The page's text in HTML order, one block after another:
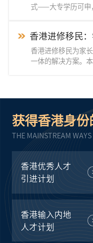
式——大专学历可申
+身份”双规划。
香港进修移民
年家庭的“教
香港进修移民为家
一体的解决方案。
获得香港身份
THE MAINSTREAM
香港优秀人才
引进计划
香港输入内地
人才计划